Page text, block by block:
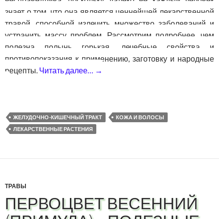
знает о том, что она является ценнейшей лекарственной
травой, способной излечить множество заболеваний и
устранить массу проблем. Рассмотрим подробнее, чем
полезна полынь горькая, лечебные свойства и
противопоказания к применению, заготовку и народные
рецепты. Читать далее… →
ЖЕЛУДОЧНО-КИШЕЧНЫЙ ТРАКТ
КОЖА И ВОЛОСЫ
ЛЕКАРСТВЕННЫЕ РАСТЕНИЯ
ТРАВЫ
ПЕРВОЦВЕТ ВЕСЕННИЙ